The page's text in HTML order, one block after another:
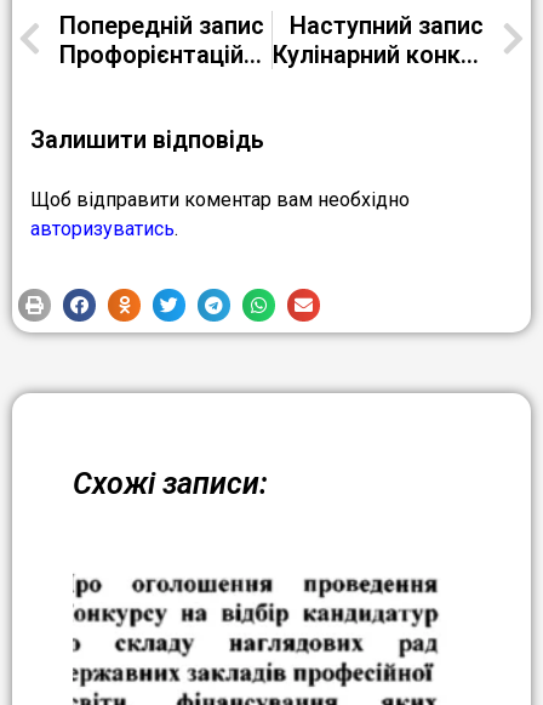
Попередній запис
Профорієнтаційні тренінги з учнями 9 класів
Наступний запис
Кулінарний конкурс “Майстер-Шеф”
Залишити відповідь
Щоб відправити коментар вам необхідно
авторизуватись.
Схожі записи: